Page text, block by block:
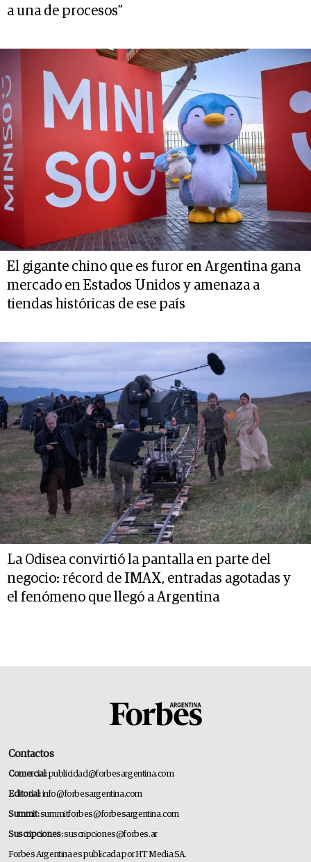
a una de procesos”
El gigante chino que es furor en Argentina gana
mercado en Estados Unidos y amenaza a
tiendas históricas de ese país
La Odisea convirtió la pantalla en parte del
negocio: récord de IMAX, entradas agotadas y
el fenómeno que llegó a Argentina
Contactos
Comercial:publicidad@forbesargentina.com
Editorial:info@forbesargentina.com
Summit:summitforbes@forbesargentina.com
Suscripciones:suscripciones@forbes.ar
Forbes Argentina es publicada por HT Media SA.